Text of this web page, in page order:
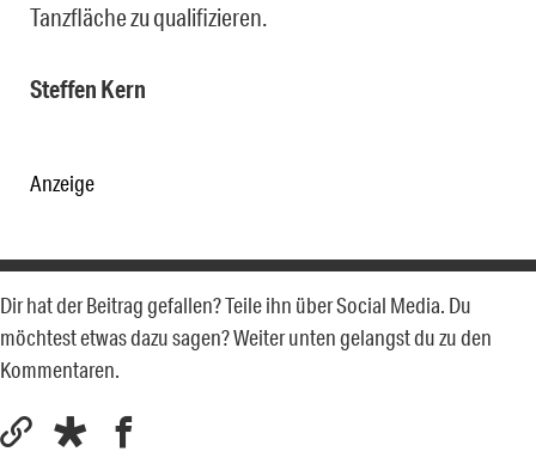
Tanzfläche zu qualifizieren.
Steffen Kern
Anzeige
Dir hat der Beitrag gefallen? Teile ihn über Social Media. Du
möchtest etwas dazu sagen? Weiter unten gelangst du zu den
Kommentaren.